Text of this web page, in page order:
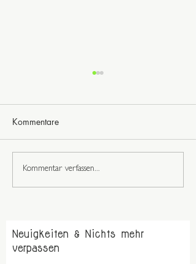
Kommentare
Kommentar verfassen...
Neuigkeiten & Nichts mehr
verpassen